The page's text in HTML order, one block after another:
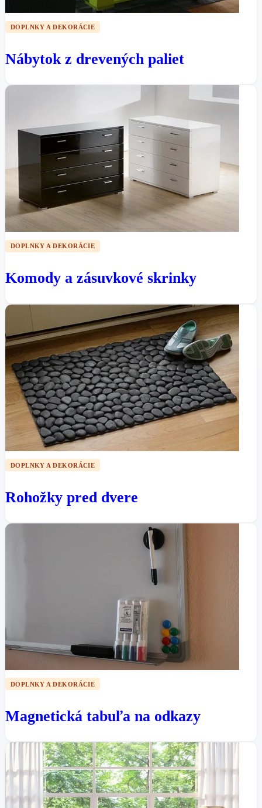
DOPLNKY A DEKORÁCIE
Nábytok z drevených paliet
DOPLNKY A DEKORÁCIE
Komody a zásuvkové skrinky
DOPLNKY A DEKORÁCIE
Rohožky pred dvere
DOPLNKY A DEKORÁCIE
Magnetická tabuľa na odkazy